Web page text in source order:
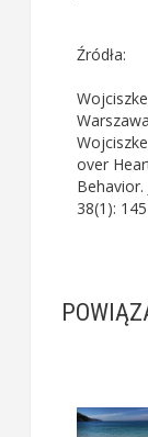
Źródła:
over
38(1):